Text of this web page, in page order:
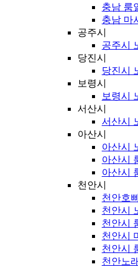
충남 룸
충남 마
공주시
공주시
당진시
당진시
보령시
보령시
서산시
서산시
아산시
아산시
아산시
아산시
천안시
천안호
천안시
천안시
천안시
천안시
천안노